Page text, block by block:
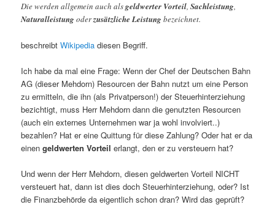
Die werden allgemein auch alsgeldwerter Vorteil,Sachleistung,
Naturalleistungoderzusätzliche Leistungbezeichnet.
beschreibtWikipedia diesen Begriff.
Ich habe da mal eine Frage: Wenn der Chef der Deutschen Bahn
AG (dieser Mehdorn) Resourcen der Bahn nutzt um eine Person
zu ermitteln, die ihn (als Privatperson!) der Steuerhinterziehung
bezichtigt, muss Herr Mehdorn dann die genutzten Resourcen
(auch ein externes Unternehmen war ja wohl involviert..)
bezahlen? Hat er eine Quittung für diese Zahlung? Oder hat er da
einengeldwerten Vorteil erlangt, den er zu versteuern hat?
Und wenn der Herr Mehdorn, diesen geldwerten Vorteil NICHT
versteuert hat, dann ist dies doch Steuerhinterziehung, oder? Ist
die Finanzbehörde da eigentlich schon dran? Wird das geprüft?